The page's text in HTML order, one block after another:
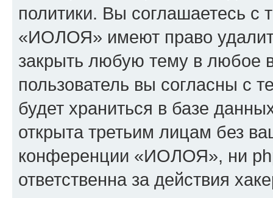
политики. Вы соглашаетесь
«ИОЛОЯ» имеют право
закрыть любую тему в любое
пользователь вы согласны с
будет храниться в базе
открыта третьим лицам без
конференции «ИОЛОЯ», ни
ответственна за действия